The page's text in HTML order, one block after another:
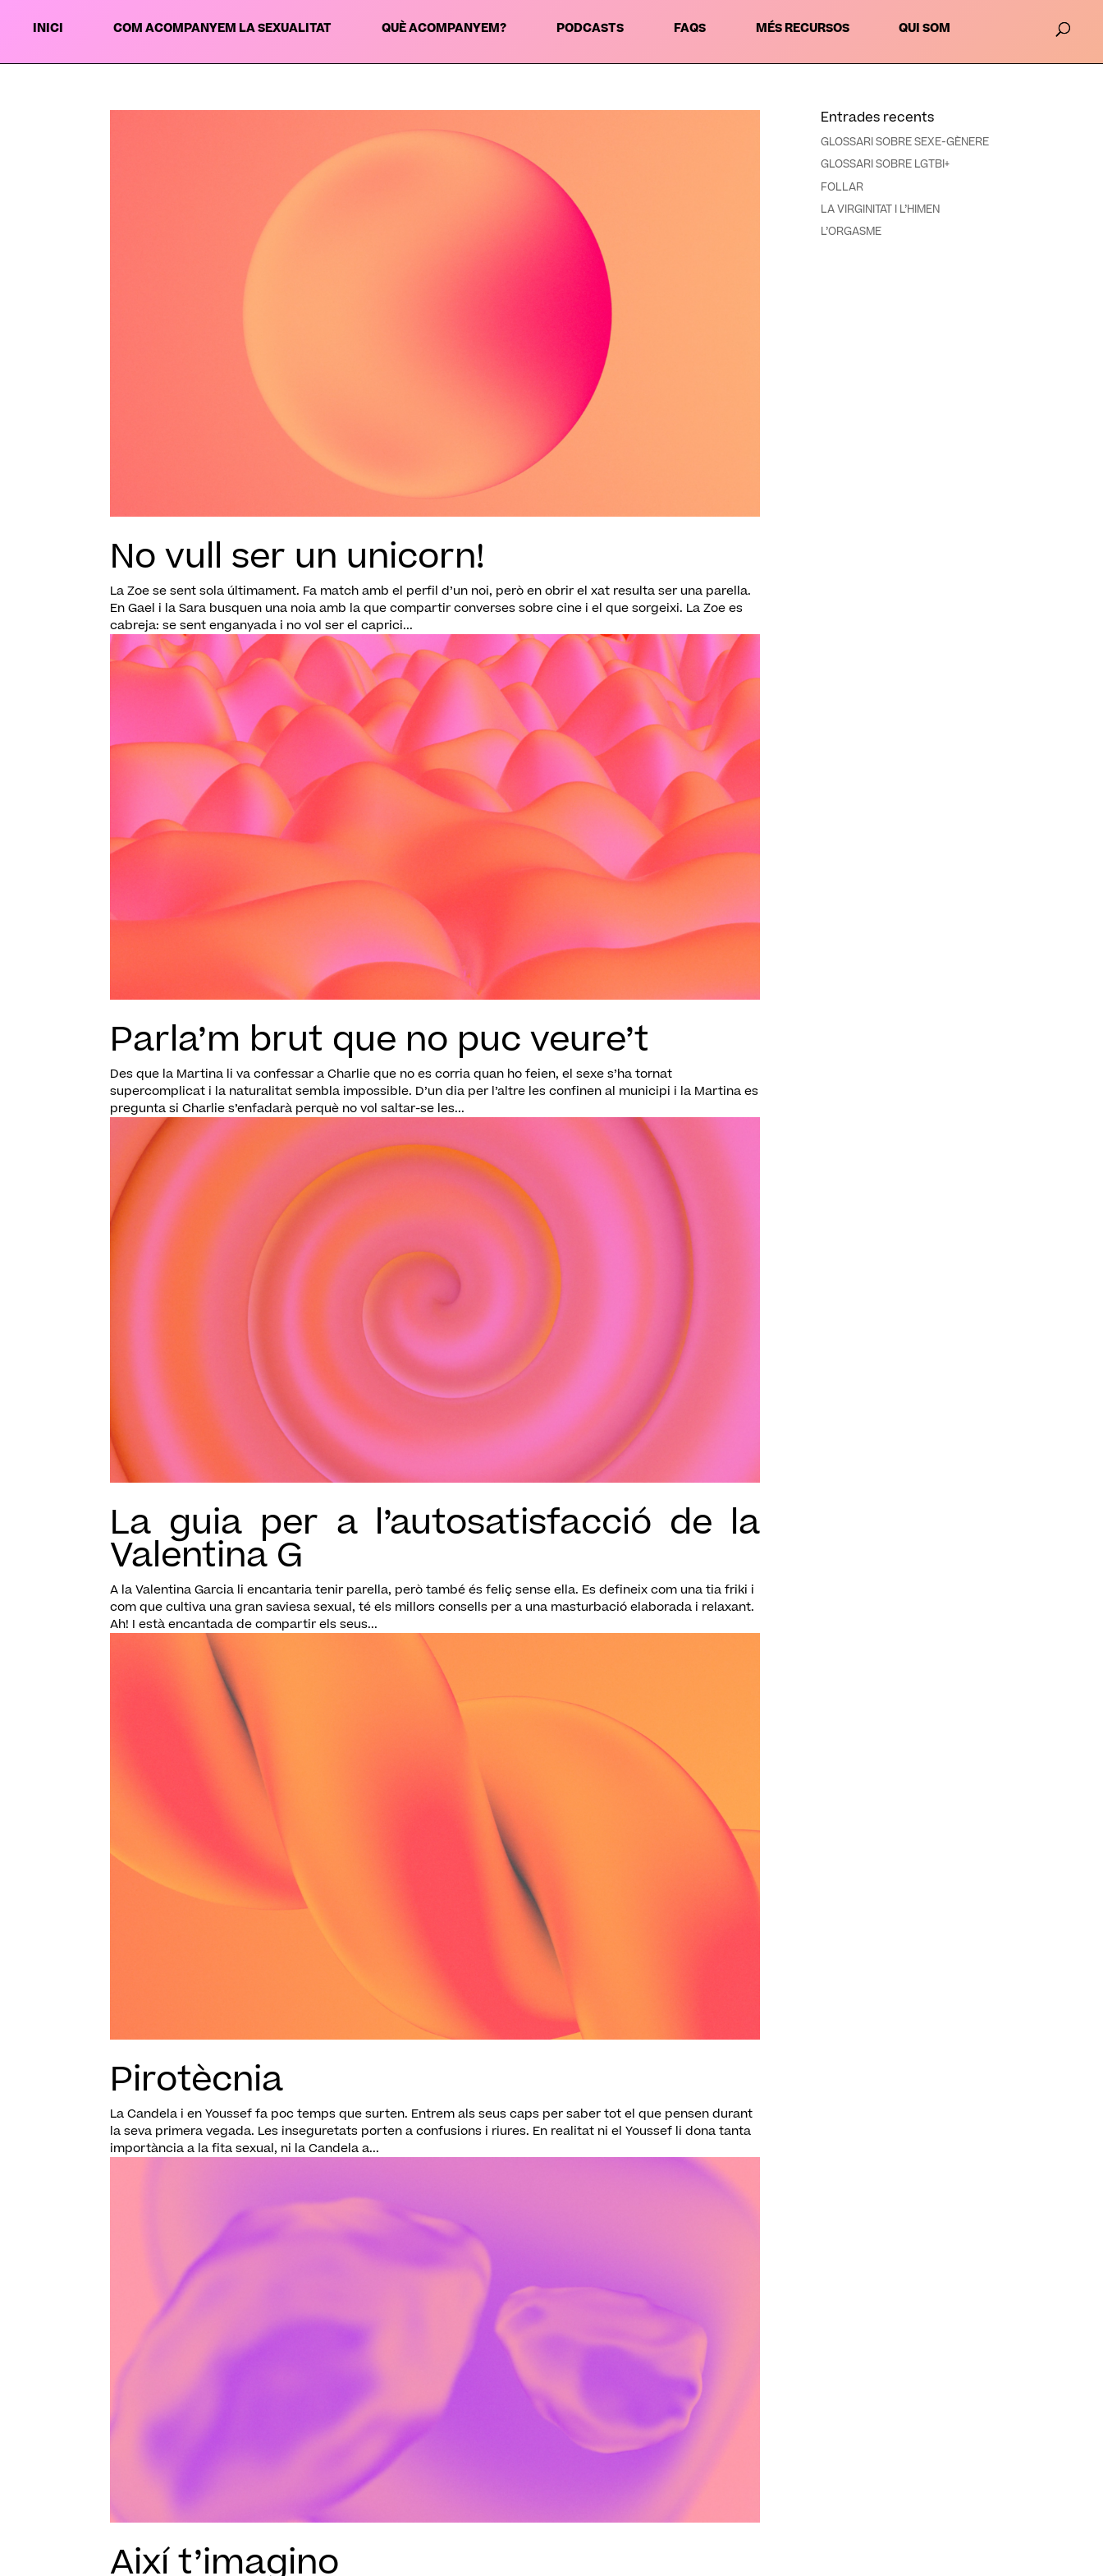
INICI COM ACOMPANYEM LA SEXUALITAT QUÈ ACOMPANYEM? PODCASTS FAQS MÉS RECURSOS QUI SOM
No vull ser un unicorn!
La Zoe se sent sola últimament. Fa match amb el perfil d’un noi, però en obrir el xat resulta ser una parella.
En Gael i la Sara busquen una noia amb la que compartir converses sobre cine i el que sorgeixi. La Zoe es
cabreja: se sent enganyada i no vol ser el caprici...
Parla’m brut que no puc veure’t
Des que la Martina li va confessar a Charlie que no es corria quan ho feien, el sexe s’ha tornat
supercomplicat i la naturalitat sembla impossible. D’un dia per l’altre les confinen al municipi i la Martina es
pregunta si Charlie s’enfadarà perquè no vol saltar-se les...
La guia per a l’autosatisfacció de la
Valentina G
A la Valentina Garcia li encantaria tenir parella, però també és feliç sense ella. Es defineix com una tia friki i
com que cultiva una gran saviesa sexual, té els millors consells per a una masturbació elaborada i relaxant.
Ah! I està encantada de compartir els seus...
Pirotècnia
La Candela i en Youssef fa poc temps que surten. Entrem als seus caps per saber tot el que pensen durant
la seva primera vegada. Les inseguretats porten a confusions i riures. En realitat ni el Youssef li dona tanta
importància a la fita sexual, ni la Candela a...
Així t’imagino
Entrades recents
GLOSSARI SOBRE SEXE-GÈNERE
GLOSSARI SOBRE LGTBI+
FOLLAR
LA VIRGINITAT I L’HIMEN
L’ORGASME